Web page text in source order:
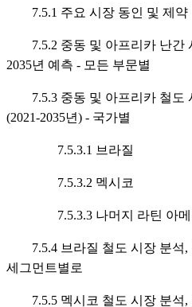
7.5.1 주요 시장 동인 및 제약
7.5.2 중동 및 아프리카 난간
2035년 예측 - 모든 부문별
7.5.3 중동 및 아프리카 철도
(2021-2035년) - 국가별
7.5.3.1 브라질
7.5.3.2 멕시코
7.5.3.3 나머지 라틴 아메
7.5.4 브라질 철도 시장 분석,
세그먼트별로
7.5.5 멕시코 철도 시장 분석,